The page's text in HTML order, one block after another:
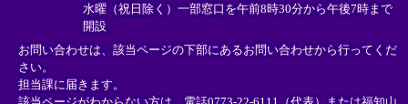
水曜（祝日除く）一部窓口を午前8時30分から午後7時まで
開設
お問い合わせは、該当ページの下部にあるお問い合わせから行ってくだ
さい。
担当課に届きます。